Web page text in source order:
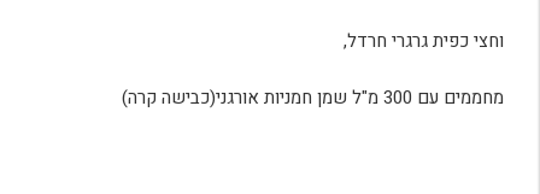
וחצי כפית גרגרי חרדל,
מחממים עם 300 מ"ל שמן חמניות אורגני(כבישה קרה)